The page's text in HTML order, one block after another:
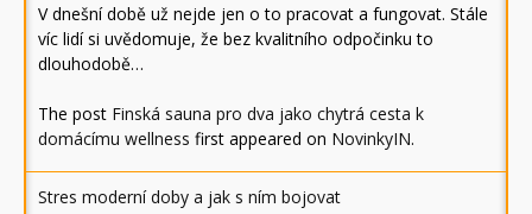
V dnešní době už nejde jen o to pracovat a fungovat. Stále
víc lidí si uvědomuje, že bez kvalitního odpočinku to
dlouhodobě…
The post Finská sauna pro dva jako chytrá cesta k
domácímu wellness first appeared on NovinkyIN.
Stres moderní doby a jak s ním bojovat